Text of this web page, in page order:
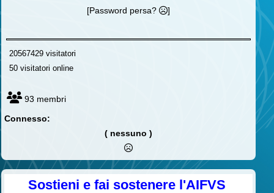
[Password persa? ]
20567429 visitatori
50 visitatori online
93 membri
Connesso:
( nessuno )
Sostieni e fai sostenere l'AIFVS